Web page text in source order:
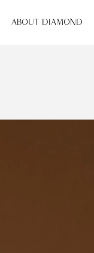
ABOUT DIAMOND